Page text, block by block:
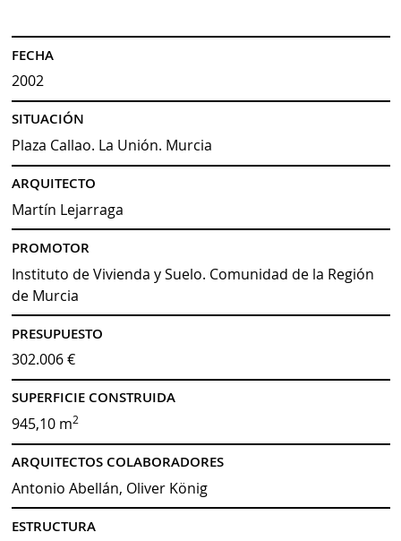
FECHA
2002
SITUACIÓN
Plaza Callao. La Unión. Murcia
ARQUITECTO
Martín Lejarraga
PROMOTOR
Instituto de Vivienda y Suelo. Comunidad de la Región
de Murcia
PRESUPUESTO
302.006 €
SUPERFICIE CONSTRUIDA
945,10 m2
ARQUITECTOS COLABORADORES
Antonio Abellán, Oliver König
ESTRUCTURA